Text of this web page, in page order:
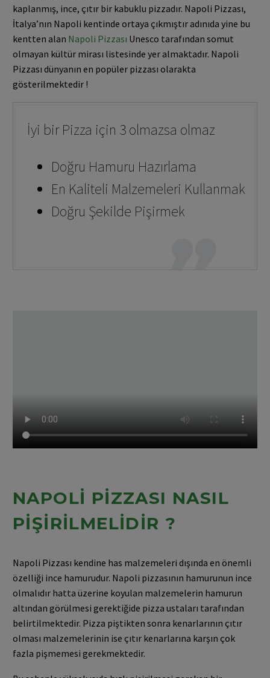
kaplanmış, ince, çıtır bir kabuklu pizzadır. Napoli Pizzası,
İtalya’nın Napoli kentinde ortaya çıkmıştır adınıda yine bu
kentten alan Napoli Pizzası Unesco tarafından somut
olmayan kültür mirası listesinde yer almaktadır. Napoli
Pizzası dünyanın en popüler pizzası olarakta
gösterilmektedir !
İyi bir Pizza için 3 olmazsa olmaz
Doğru Hamuru Hazırlama
En Kaliteli Malzemeleri Kullanmak
Doğru Şekilde Pişirmek
NAPOLI PIZZASI NASIL
PIŞIRILMELIDIR ?
Napoli Pizzası kendine has malzemeleri dışında en önemli
özelliği ince hamurudur. Napoli pizzasının hamurunun ince
olmalıdır hatta üzerine koyulan malzemelerin hamurun
altından görülmesi gerektiğide pizza ustaları tarafından
belirtilmektedir. Pizza piştikten sonra kenarlarının çıtır
olması malzemelerinin ise çıtır kenarlarına karşın çok
fazla pişmemesi gerekmektedir.